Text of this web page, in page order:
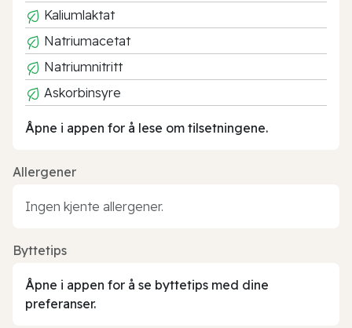
Kaliumlaktat
Natriumacetat
Natriumnitritt
Askorbinsyre
Åpne i appen for å lese om tilsetningene.
Allergener
Ingen kjente allergener.
Byttetips
Åpne i appen for å se byttetips med dine
preferanser.